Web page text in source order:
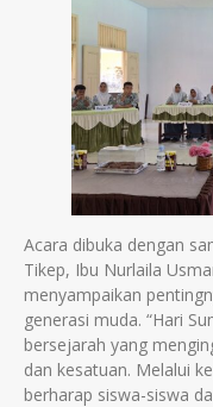
Acara dibuka dengan
Tikep, Ibu Nurlaila
menyampaikan
generasi muda. “Hari
bersejarah yang
dan kesatuan. Melalui
berharap siswa-siswa